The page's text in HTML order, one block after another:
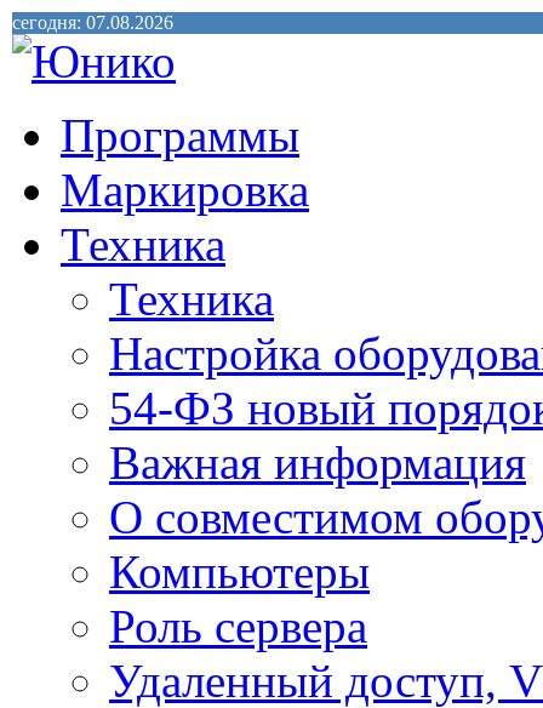
сегодня: 07.08.2026
Программы
Маркировка
Техника
Техника
Настройка
54-ФЗ новый
Важная информация
О совместимом
Компьютеры
Роль сервера
Удаленный доступ,